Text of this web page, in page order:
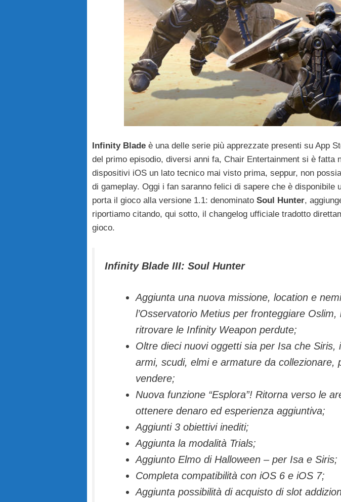
Infinity Blade è una delle serie più apprezzate presenti su App
del primo episodio, diversi anni fa, Chair Entertainment si è fatta
dispositivi iOS un lato tecnico mai visto prima, seppur, non
di gameplay. Oggi i fan saranno felici di sapere che è disponibile
porta il gioco alla versione 1.1: denominato Soul Hunter,
riportiamo citando, qui sotto, il changelog ufficiale tradotto
gioco.
Infinity Blade III: Soul Hunter
Aggiunta una nuova missione, location e
l’Osservatorio Metius per fronteggiare
ritrovare le Infinity Weapon perdute;
Oltre dieci nuovi oggetti sia per Isa che Siris,
armi, scudi, elmi e armature da collezionare,
vendere;
Nuova funzione “Esplora”! Ritorna verso le
ottenere denaro ed esperienza aggiuntiva;
Aggiunti 3 obiettivi inediti;
Aggiunta la modalità Trials;
Aggiunto Elmo di Halloween – per Isa e Siris;
Completa compatibilità con iOS 6 e iOS 7;
Aggiunta possibilità di acquisto di slot